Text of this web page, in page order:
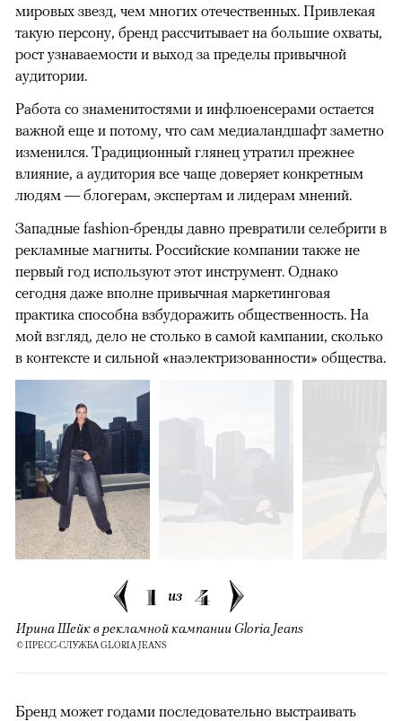
мировых звезд, чем многих отечественных. Привлекая
такую персону, бренд рассчитывает на большие охваты,
рост узнаваемости и выход за пределы привычной
аудитории.
Работа со знаменитостями и инфлюенсерами остается
важной еще и потому, что сам медиаландшафт заметно
изменился. Традиционный глянец утратил прежнее
влияние, а аудитория все чаще доверяет конкретным
людям — блогерам, экспертам и лидерам мнений.
Западные fashion-бренды давно превратили селебрити в
рекламные магниты. Российские компании также не
первый год используют этот инструмент. Однако
сегодня даже вполне привычная маркетинговая
практика способна взбудоражить общественность. На
мой взгляд, дело не столько в самой кампании, сколько
в контексте и сильной «наэлектризованности» общества.
1 из 4
Ирина Шейк в рекламной кампании Gloria Jeans
© ПРЕСС-СЛУЖБА GLORIA JEANS
Бренд может годами последовательно выстраивать